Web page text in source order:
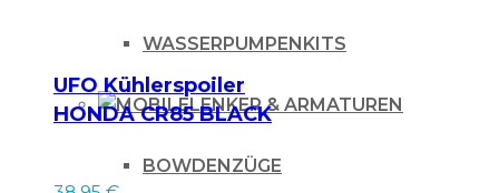
WASSERPUMPENKITS
LENKER & ARMATUREN
BOWDENZÜGE
UFO Kühlerspoiler
HONDA CR85 BLACK